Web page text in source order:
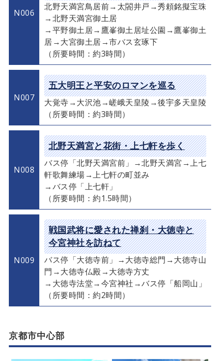
N006
北野天満宮鳥居前→太閤井戸→秀頼銘擬宝珠
→北野天満宮御土居
→平野御土居→鷹峯御土居址公園→鷹峯御土
居→大宮御土居→市バス玄琢下
（所要時間：約3時間）
N007
五大明王と平安のロマンを巡る
大覚寺→大沢池→嵯峨天皇陵→後宇多天皇陵
（所要時間：約3時間）
N008
北野天満宮と花街・上七軒を歩く
バス停「北野天満宮前」→北野天満宮→上七
軒歌舞練場→上七軒の町並み
→バス停「上七軒」
（所要時間：約1.5時間）
N009
戦国武将に愛された禅刹・大徳寺と
今宮神社を訪ねて
バス停「大徳寺前」→大徳寺総門→大徳寺山
門→大徳寺仏殿→大徳寺方丈
→大徳寺法堂→今宮神社→バス停「船岡山」
（所要時間：約2時間）
京都市中心部